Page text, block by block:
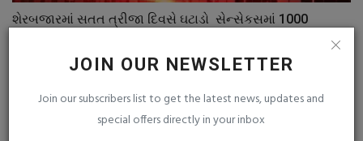
JOIN OUR NEWSLETTER
Join our subscribers list to get the latest news, updates and
special offers directly in your inbox
શેરબજારમાં સતત ત્રીજા દિવસે ઘટાડો સેન્સેકસમાં 1000
saurashtrabhoomi Apr 24, 2026 0
જાન્યુઆરીમાં મોંઘવારીનો બોમ્બ ફુટશે : જીએસટી રાહતો છીનવાશે